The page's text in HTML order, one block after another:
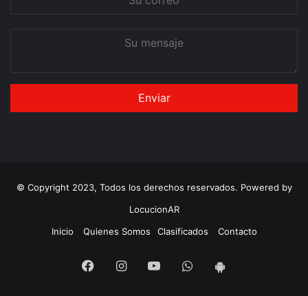
© Copyright 2023, Todos los derechos reservados. Powered by
LocucionAR
Inicio
Quienes Somos Clasificados Contacto
FacebookInstagramYoutubeWhatsapp